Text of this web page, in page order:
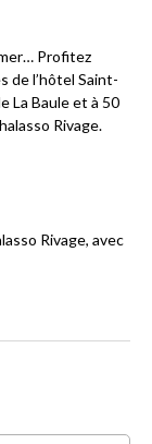
Profitez
de l’hôtel Saint-
La Baule et à 50
Rivage.
Rivage, avec